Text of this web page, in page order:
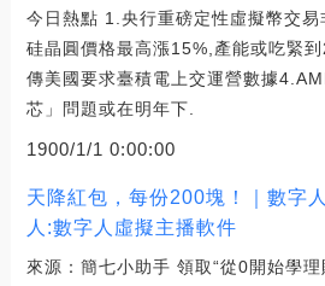
今日熱點 1.央行重磅定性虛擬幣交
硅晶圓價格最高漲15%,產能或吃緊
傳美國要求臺積電上交運營數據
芯」問題或在明年下.
1900/1/1 0:00:00
天降紅包，每份200塊！｜數字
人:數字人虛擬主播軟件
來源：簡七小助手 領取“從0開始學